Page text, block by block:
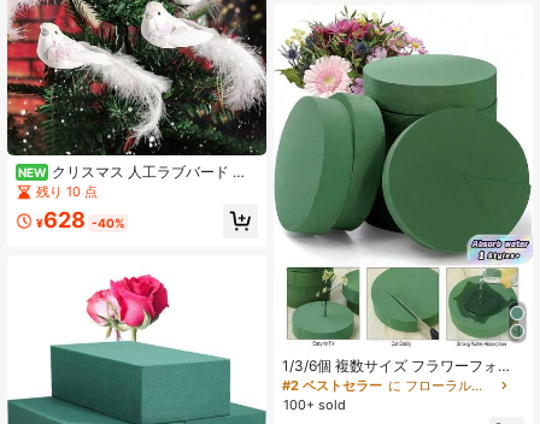
NEW クリスマス 人工ラブバード フ
ェアリーガーデン装飾 リアルな鳥 ホ
ワイトフェザー クリスマスツリー飾
り リースアクセサリー 再利用可能
飾 ヤードデコレーション ホリデーデ
コレーション
残り 10 点
¥628 -40%
1/3/6個 複数サイズ フラワーフォー
ムブロック、生鮮・人工花用フォー
ムブロック、グリーン 生花・造花用
#2 ベストセラー
に フローラルフォーム
100+ sold